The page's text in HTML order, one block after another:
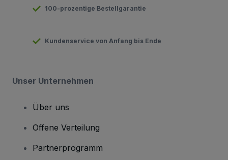
100-prozentige Bestellgarantie
Kundenservice von Anfang bis Ende
Unser Unternehmen
Über uns
Offene Verteilung
Partnerprogramm